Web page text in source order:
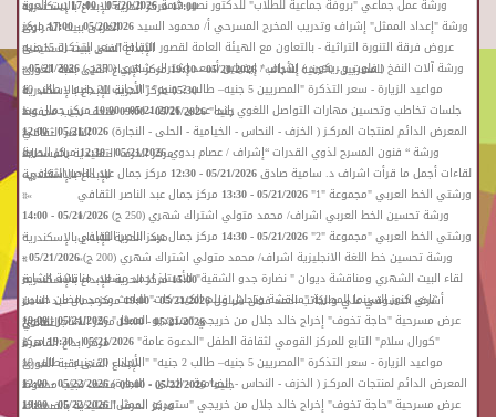
»
17:00مركز الحرية للإبداع بالإسكندرية
»
ورشة عمل جماعي "بروفة جماعية للطلاب" للدكتور نصير شمة05/20/2026 - 17:00
بيت العود
العربى ببيت الهراوى
»
«
ورشة "إعداد الممثل" إشراف وتدريب المخرج المسرحي أ/ محمود السيد05/20/2026 - 17:00
مركز
الإبداع الفنى ببيت السحيمى
»
«
عروض فرقة التنورة التراثية - بالتعاون مع الهيئة العامة لقصور الثقافة"سعر التذكرة 15جنيه
للمصريين- 90جنيه للأجانب"
05/20/2026 - 19:30
مركز الإبداع الفنى بقبة الغورى
»
«
ورشة آلات النفخ ( فلوت و ريكورد ) إشراف / إيفيلين أسعد إشتراك شهري (350ج )
05/21/2026 -
05:30مركز الحرية للإبداع بالإسكندرية
»
«
مواعيد الزيارة - سعر التذكرة "المصريين 5 جنيه– طالب 2 جنيه" "الأجانب 20 جنيه – طالب 10
جنيه"05/21/2026 - 09:00
متحف نجيب محفوظ
»
«
جلسات تخاطب وتحسين مهارات التواصل اللغوي راندا عدلى05/21/2026 - 10:00
مركز جمال عبد
الناصر الثقافي
»
«
المعرض الدائم لمنتجات المركـز ( الخزف - النحاس - الخيامية - الحلى - النجارة)05/21/2026 - 12:00
مركز الحرف التقليدية بالفسطاط
»
«
ورشة “ فنون المسرح لذوي القدرات “إشراف / عصام بدوي05/21/2026 - 12:30
مركز الحرية
للإبداع بالإسكندرية
»
«
لقاءات أجمل ما قرأت اشراف د. سامية صادق05/21/2026 - 12:30
مركز جمال عبد الناصر الثقافي
»
«
ورشتي الخط العربي "مجموعة "1"
05/21/2026 - 13:30
مركز جمال عبد الناصر الثقافي
»
«
ورشة تحسين الخط العربي اشراف/ محمد متولي اشتراك شهري (250 ج)
05/21/2026 - 14:00
مركز الحرية للإبداع بالإسكندرية
»
«
ورشتي الخط العربي "مجموعة "2"
05/21/2026 - 14:30
مركز جمال عبد الناصر الثقافي
»
«
ورشة تحسين خط اللغة الانجليزية اشراف/ محمد متولي اشتراك شهري (200 ج)
05/21/2026 -
15:00مركز الحرية للإبداع بالإسكندرية
»
«
لقاء البيت الشهري ومناقشة ديوان " نضارة جدو الشقية" للأستاذ احمد مسعد، مناقشة الشاعر
أشرف الدسوقي علي والكاتب احمد فضل شبلول05/21/2026 - 19:00
مركز جمال عبد الناصر
الثقافي
»
«
نادي كنوز السينما المصرية "مناقشة وتحليل فيلم الكيت كات" للباحث محمد رمضان حسين
05/21/2026 - 19:00
مركز الهناجر للفنون
»
«
عرض مسرحية "حاجة تخوف" إخراج خالد جلال من خريجي "ستوديو الممثل"05/21/2026 - 19:00
مركز ابداع القاهرة
»
«
"كورال سلام" التابع للمركز القومي لثقافة الطفل "الدعوة عامة"05/21/2026 - 19:30
مركز
الإبداع الفنى بقبة الغورى
»
«
مواعيد الزيارة - سعر التذكرة "المصريين 5 جنيه– طالب 2 جنيه" "الأجانب 20 جنيه – طالب 10
جنيه"05/22/2026 - 09:00
متحف نجيب محفوظ
»
«
المعرض الدائم لمنتجات المركـز ( الخزف - النحاس - الخيامية - الحلى - النجارة)05/22/2026 - 12:00
مركز الحرف التقليدية بالفسطاط
«
عرض مسرحية "حاجة تخوف" إخراج خالد جلال من خريجي "ستوديو الممثل"05/22/2026 - 19:00
«